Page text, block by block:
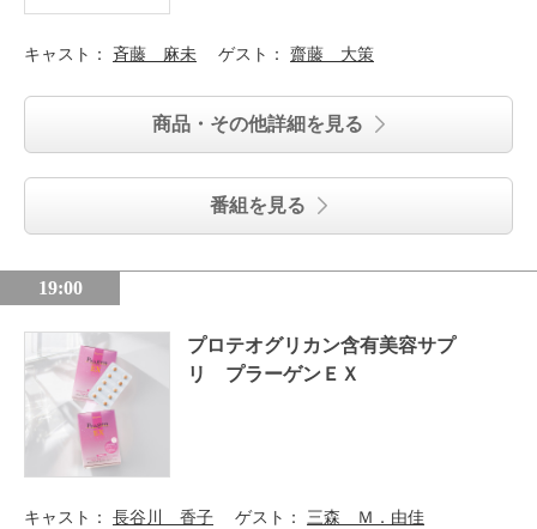
キャスト： 斉藤 麻未 ゲスト： 齋藤 大策
商品・その他詳細を見る
番組を見る
19:00
プロテオグリカン含有美容サプ
リ プラーゲンＥＸ
キャスト： 長谷川 香子 ゲスト： 三森 Ｍ．由佳